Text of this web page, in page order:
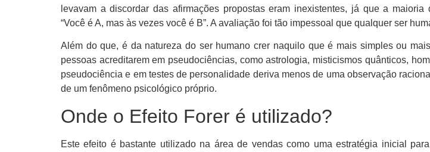
levavam a discordar das afirmações propostas eram inexistentes, já que a maioria
“Você é A, mas às vezes você é B”. A avaliação foi tão impessoal que qualquer ser
Além do que, é da natureza do ser humano crer naquilo que é mais simples ou
pessoas acreditarem em pseudociências, como astrologia, misticismos quânticos,
pseudociência e em testes de personalidade deriva menos de uma observação
de um fenômeno psicológico próprio.
Onde o Efeito Forer é utilizado?
Este efeito é bastante utilizado na área de vendas como uma estratégia inicial